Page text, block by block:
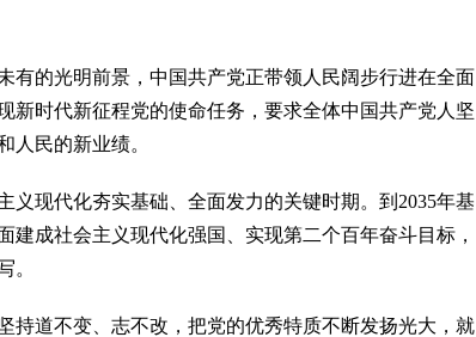
的光明前景，中国共产党正带领人民阔步行进在全面
新时代新征程党的使命任务，要求全体中国共产党人坚
人民的新业绩。
现代化夯实基础、全面发力的关键时期。到2035年基
成社会主义现代化强国、实现第二个百年奋斗目标，
。
道不变、志不改，把党的优秀特质不断发扬光大，就